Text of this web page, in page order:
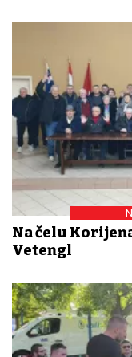
Na čelu
Vetengl